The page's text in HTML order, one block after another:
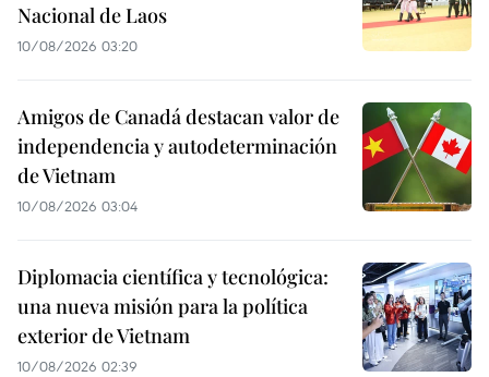
Nacional de Laos
10/08/2026 03:20
Amigos de Canadá destacan valor de
independencia y autodeterminación
de Vietnam
10/08/2026 03:04
Diplomacia científica y tecnológica:
una nueva misión para la política
exterior de Vietnam
10/08/2026 02:39